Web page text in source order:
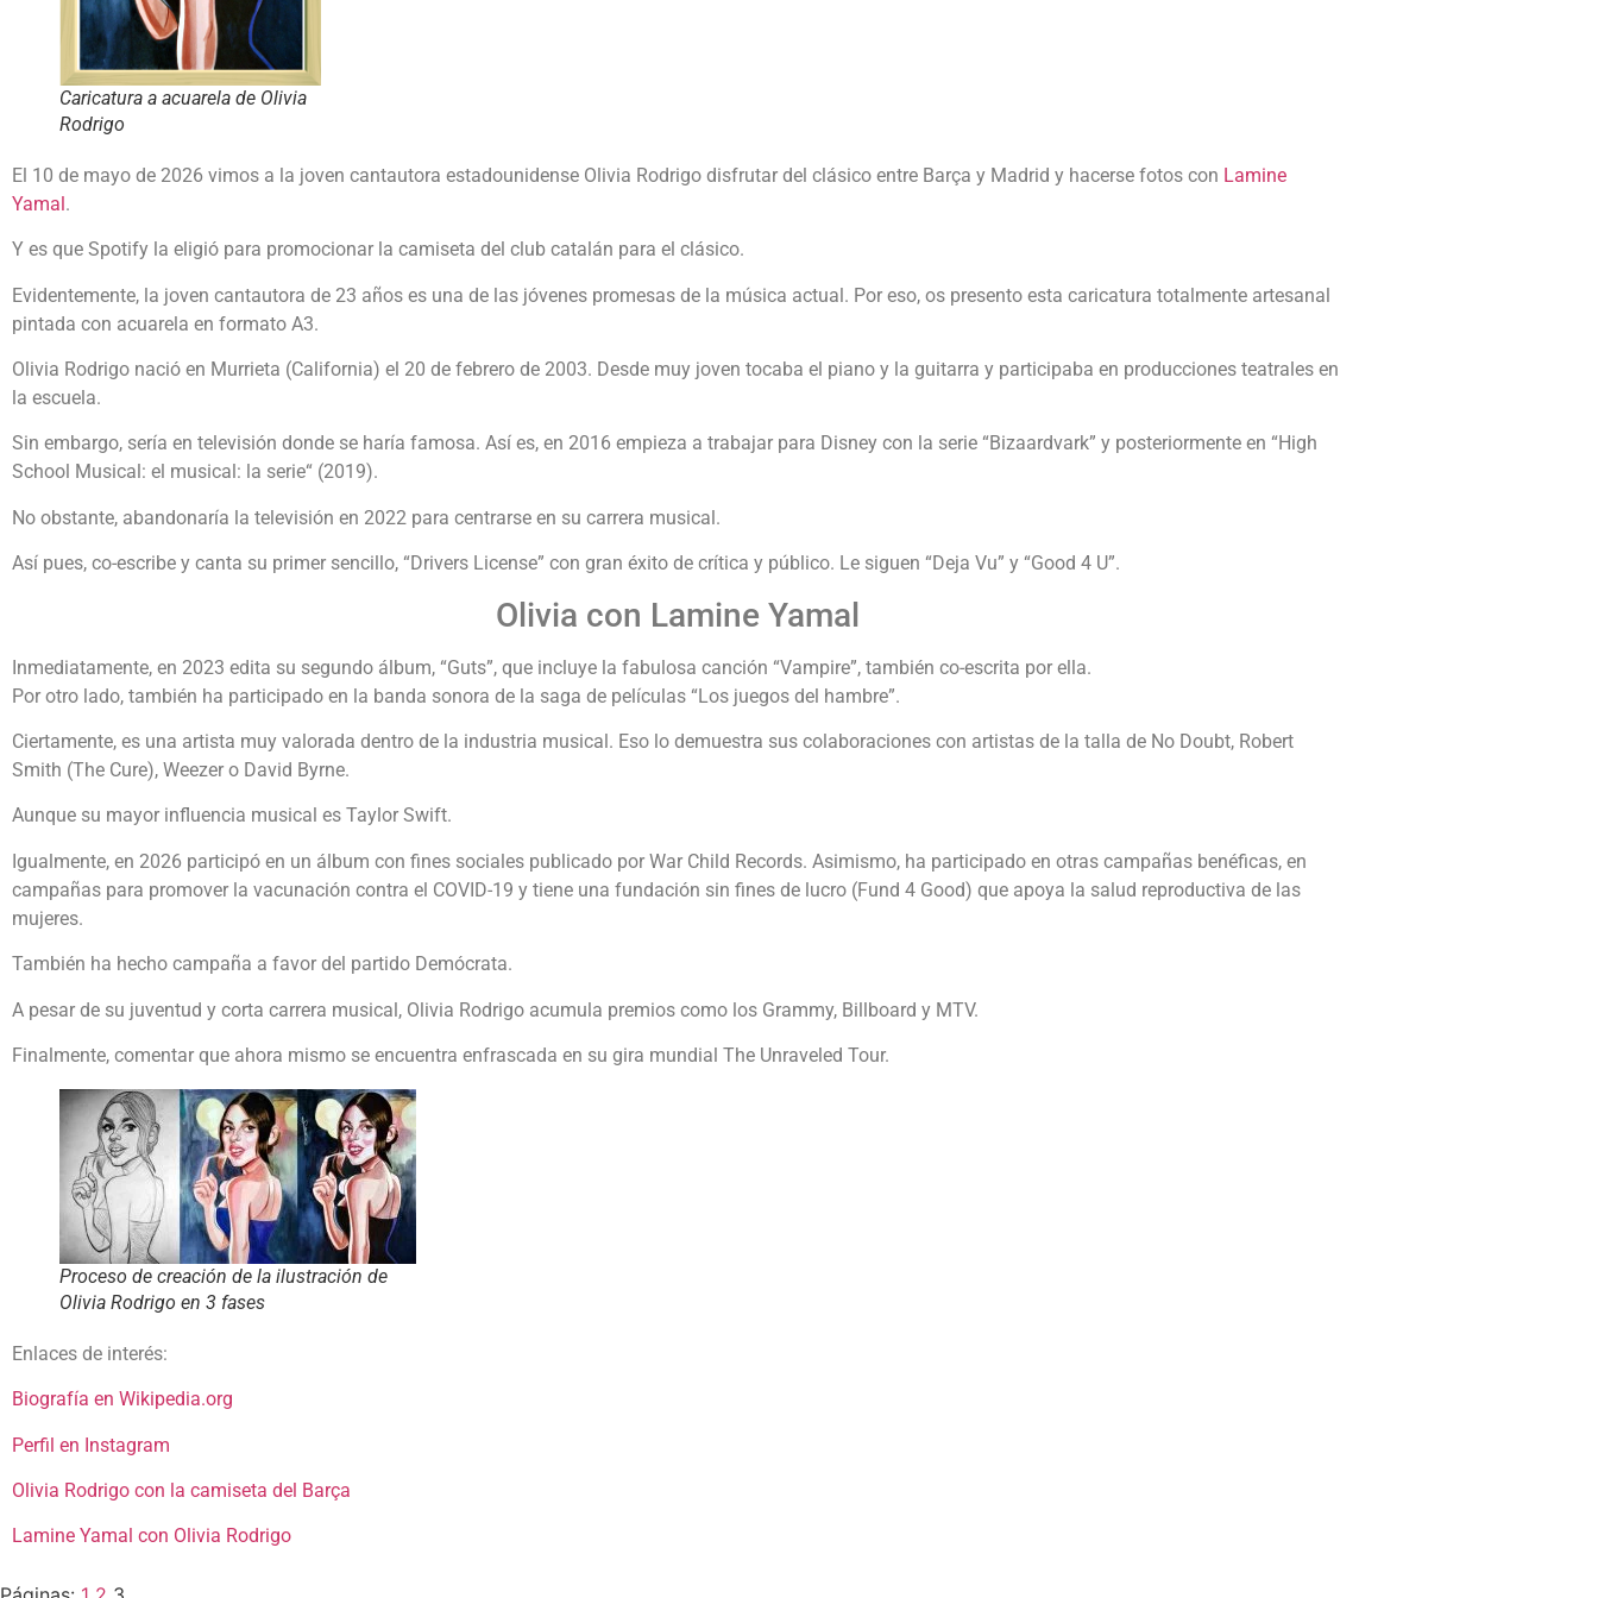
Caricatura a acuarela de Olivia
Rodrigo
El 10 de mayo de 2026 vimos a la joven cantautora estadounidense Olivia Rodrigo disfrutar del clásico entre Barça y Madrid y hacerse fotos con Lamine
Yamal.
Y es que Spotify la eligió para promocionar la camiseta del club catalán para el clásico.
Evidentemente, la joven cantautora de 23 años es una de las jóvenes promesas de la música actual. Por eso, os presento esta caricatura totalmente artesanal
pintada con acuarela en formato A3.
Olivia Rodrigo nació en Murrieta (California) el 20 de febrero de 2003. Desde muy joven tocaba el piano y la guitarra y participaba en producciones teatrales en
la escuela.
Sin embargo, sería en televisión donde se haría famosa. Así es, en 2016 empieza a trabajar para Disney con la serie “Bizaardvark” y posteriormente en “High
School Musical: el musical: la serie“ (2019).
No obstante, abandonaría la televisión en 2022 para centrarse en su carrera musical.
Así pues, co-escribe y canta su primer sencillo, “Drivers License” con gran éxito de crítica y público. Le siguen “Deja Vu” y “Good 4 U”.
Olivia con Lamine Yamal
Inmediatamente, en 2023 edita su segundo álbum, “Guts”, que incluye la fabulosa canción “Vampire”, también co-escrita por ella.
Por otro lado, también ha participado en la banda sonora de la saga de películas “Los juegos del hambre”.
Ciertamente, es una artista muy valorada dentro de la industria musical. Eso lo demuestra sus colaboraciones con artistas de la talla de No Doubt, Robert
Smith (The Cure), Weezer o David Byrne.
Aunque su mayor influencia musical es Taylor Swift.
Igualmente, en 2026 participó en un álbum con fines sociales publicado por War Child Records. Asimismo, ha participado en otras campañas benéficas, en
campañas para promover la vacunación contra el COVID-19 y tiene una fundación sin fines de lucro (Fund 4 Good) que apoya la salud reproductiva de las
mujeres.
También ha hecho campaña a favor del partido Demócrata.
A pesar de su juventud y corta carrera musical, Olivia Rodrigo acumula premios como los Grammy, Billboard y MTV.
Finalmente, comentar que ahora mismo se encuentra enfrascada en su gira mundial The Unraveled Tour.
Proceso de creación de la ilustración de
Olivia Rodrigo en 3 fases
Enlaces de interés:
Biografía en Wikipedia.org
Perfil en Instagram
Olivia Rodrigo con la camiseta del Barça
Lamine Yamal con Olivia Rodrigo